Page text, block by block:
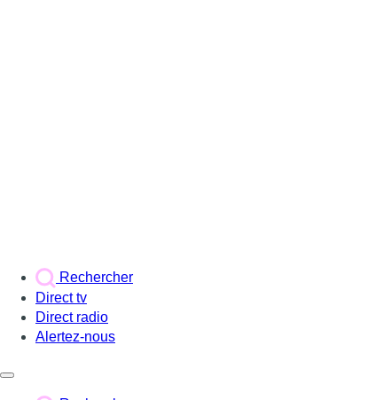
Rechercher
Direct tv
Direct radio
Alertez-nous